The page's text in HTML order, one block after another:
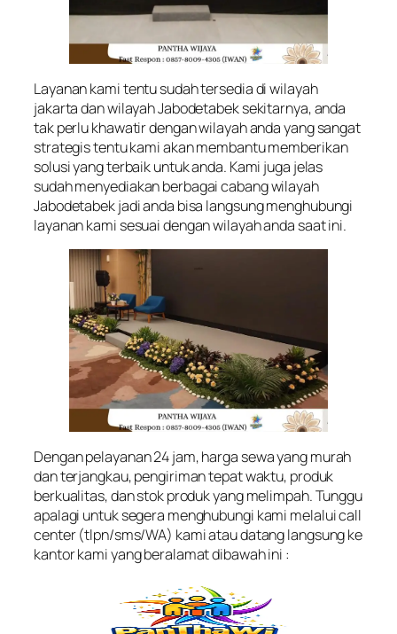
Layanan kami tentu sudah tersedia di wilayah
jakarta dan wilayah Jabodetabek sekitarnya, anda
tak perlu khawatir dengan wilayah anda yang sangat
strategis tentu kami akan membantu memberikan
solusi yang terbaik untuk anda. Kami juga jelas
sudah menyediakan berbagai cabang wilayah
Jabodetabek jadi anda bisa langsung menghubungi
layanan kami sesuai dengan wilayah anda saat ini.
Dengan pelayanan 24 jam, harga sewa yang murah
dan terjangkau, pengiriman tepat waktu, produk
berkualitas, dan stok produk yang melimpah. Tunggu
apalagi untuk segera menghubungi kami melalui call
center (tlpn/sms/WA) kami atau datang langsung ke
kantor kami yang beralamat dibawah ini :